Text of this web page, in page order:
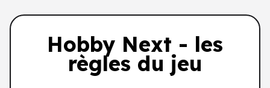
Hobby Next - les
règles du jeu